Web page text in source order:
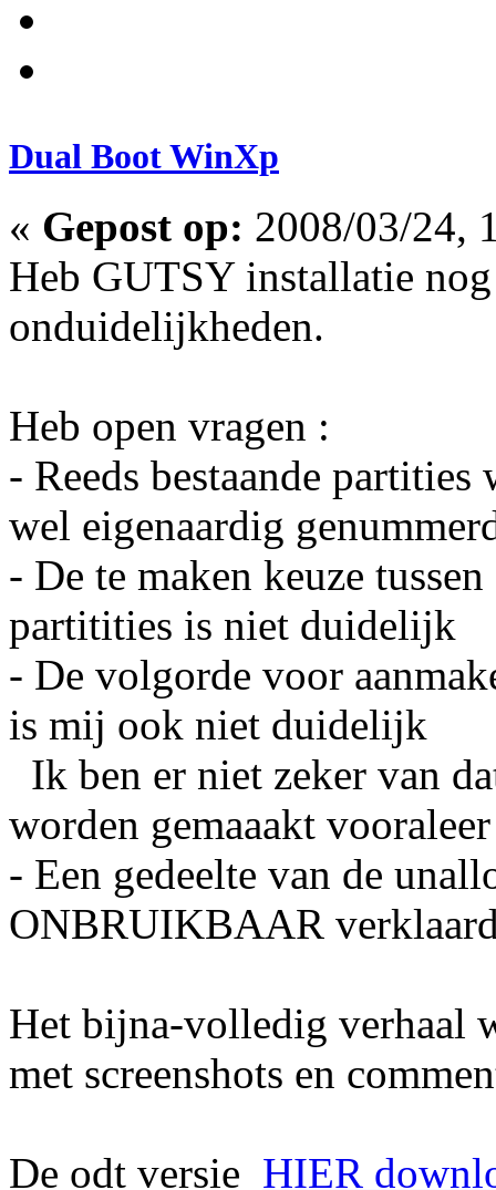
Dual Boot WinXp
« Gepost op: 2008/03/24,
Heb GUTSY installatie
onduidelijkheden.
Heb open vragen :
- Reeds bestaande
wel eigenaardig
- De te maken keuze
partitities is niet duidelijk
- De volgorde voor
is mij ook niet duidelijk
Ik ben er niet zeker van
worden gemaaakt
- Een gedeelte van de
ONBRUIKBAAR
Het bijna-volledig verhaal
met screenshots en
De odt versie HIER